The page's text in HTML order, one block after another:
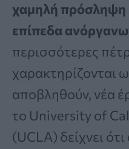
χαμηλή
επίπεδα
περισσότερες
χαρακτηρίζονται
αποβληθούν, νέα
το University of
(UCLA) δείχνει